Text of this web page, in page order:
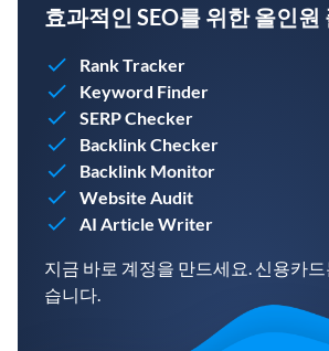
효과적인 SEO를 위한 올인원
Rank Tracker
Keyword Finder
SERP Checker
Backlink Checker
Backlink Monitor
Website Audit
AI Article Writer
지금 바로 계정을 만드세요. 신용카
습니다.